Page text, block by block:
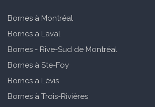
Bornes à Montréal
Bornes à Laval
Bornes - Rive-Sud de Montréal
Bornes à Ste-Foy
Bornes à Lévis
Bornes à Trois-Rivières